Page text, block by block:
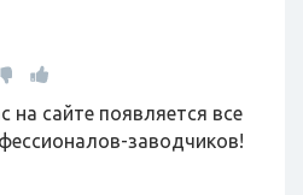
на сайте появляется все
заводчиков!